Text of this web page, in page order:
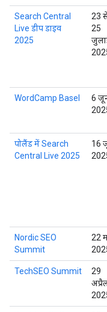
Search Central
Live डीप डाइव
2025
23
25
WordCamp Basel
6
पोलैंड में Search
Central Live 2025
16
Nordic SEO
Summit
22
TechSEO Summit
29